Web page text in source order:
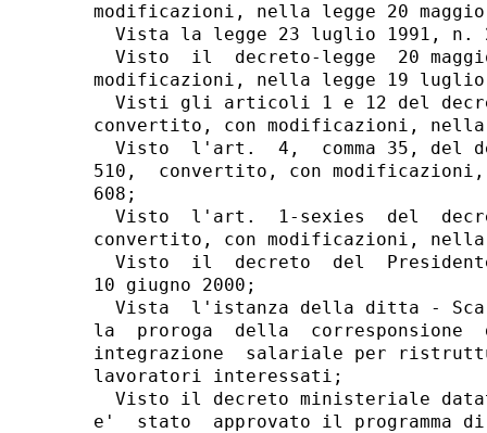
modificazioni, nella legge 20
Vista la legge 23 luglio 1991, n.
Visto  il  decreto-legge  20
modificazioni, nella legge 19
Visti gli articoli 1 e 12 del
convertito, con modificazioni,
Visto  l'art.  4,  comma 35, del
510,  convertito, con modificazioni,
608;
Visto  l'art.  1-sexies  del
convertito, con modificazioni, nella
Visto  il  decreto  del
10 giugno 2000;
Vista  l'istanza della ditta -
la  proroga  della  corresponsione
integrazione  salariale per
lavoratori interessati;
Visto il decreto ministeriale
e'  stato  approvato il programma